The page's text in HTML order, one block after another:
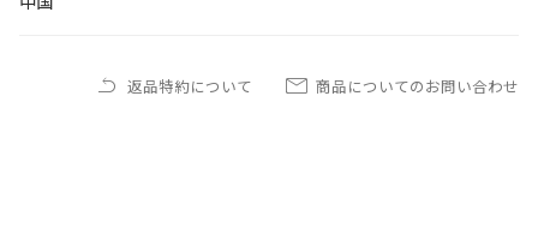
返品特約について 商品についてのお問い合わせ